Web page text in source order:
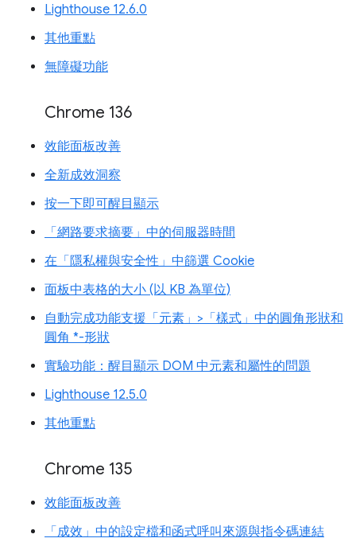
Lighthouse 12.6.0
其他重點
無障礙功能
Chrome 136
效能面板改善
全新成效洞察
按一下即可醒目顯示
「網路要求摘要」中的伺服器時間
在「隱私權與安全性」中篩選 Cookie
面板中表格的大小 (以 KB 為單位)
自動完成功能支援「元素」>「樣式」中的圓角形狀和
圓角 *-形狀
實驗功能：醒目顯示 DOM 中元素和屬性的問題
Lighthouse 12.5.0
其他重點
Chrome 135
效能面板改善
「成效」中的設定檔和函式呼叫來源與指令碼連結